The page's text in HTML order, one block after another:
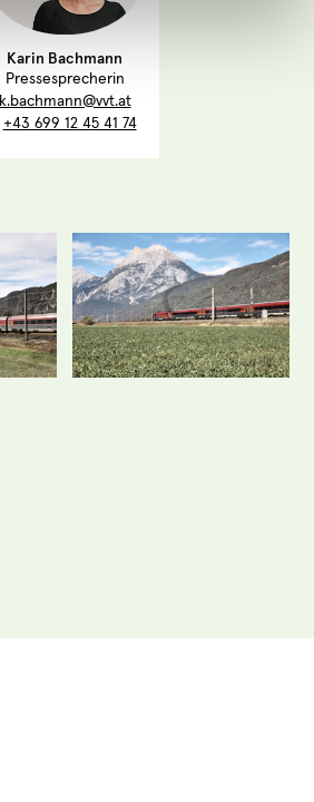
Karin Bachmann
Pressesprecherin
k.bachmann@vvt.at
+43 699 12 45 41 74